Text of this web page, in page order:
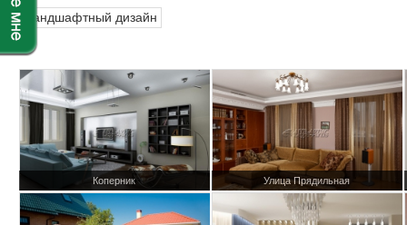
Ландшафтный дизайн
Коперник Улица Прядильная